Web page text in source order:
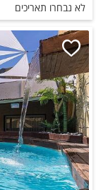
לא נבחרו תאריכים